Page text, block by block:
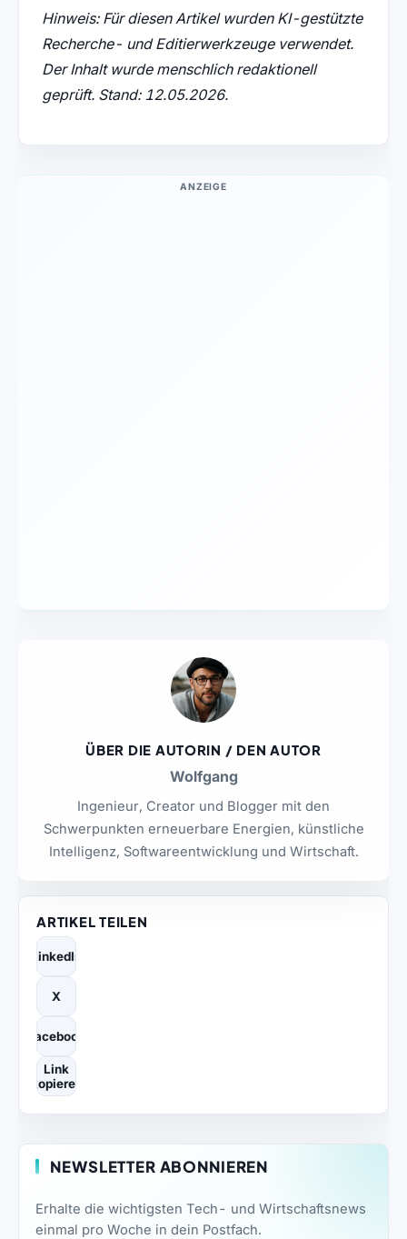
Hinweis: Für diesen Artikel wurden KI-gestützte
Recherche- und Editierwerkzeuge verwendet.
Der Inhalt wurde menschlich redaktionell
geprüft. Stand: 12.05.2026.
ANZEIGE
ÜBER DIE AUTORIN / DEN AUTOR
Wolfgang
Ingenieur, Creator und Blogger mit den
Schwerpunkten erneuerbare Energien, künstliche
Intelligenz, Softwareentwicklung und Wirtschaft.
ARTIKEL TEILEN
LinkedIn
X
Facebook
Link
kopieren
NEWSLETTER ABONNIEREN
Erhalte die wichtigsten Tech- und Wirtschaftsnews
einmal pro Woche in dein Postfach.